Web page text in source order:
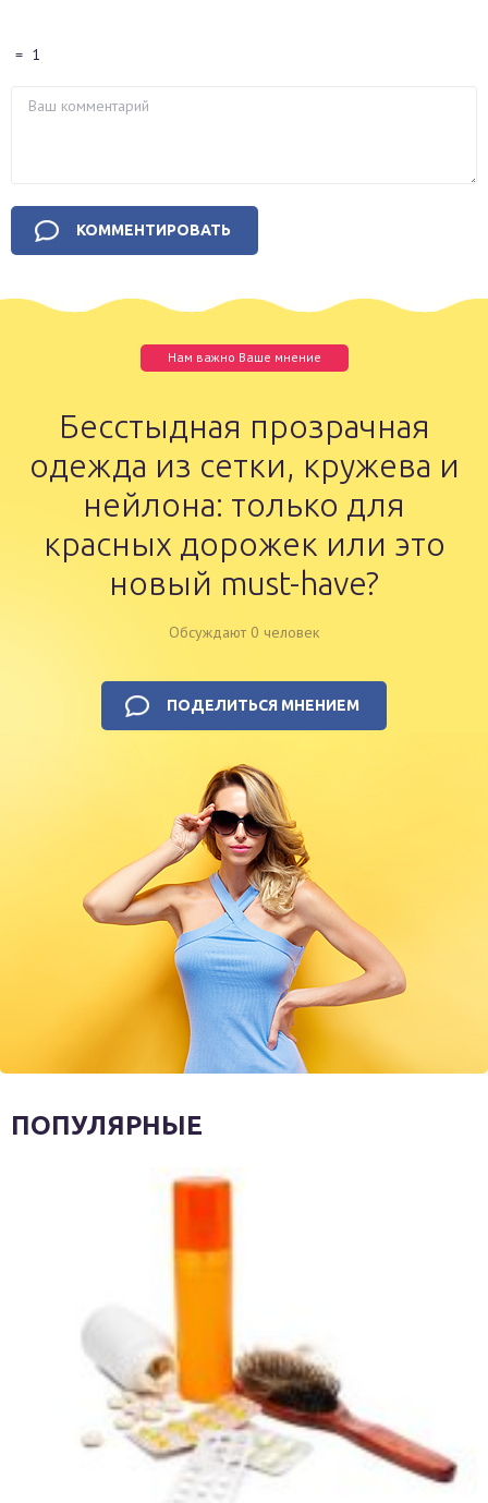
= 1
Нам важно Ваше мнение
Бесстыдная прозрачная
одежда из сетки, кружева и
нейлона: только для
красных дорожек или это
новый must-have?
Обсуждают 0 человек
ПОДЕЛИТЬСЯ МНЕНИЕМ
ПОПУЛЯРНЫЕ